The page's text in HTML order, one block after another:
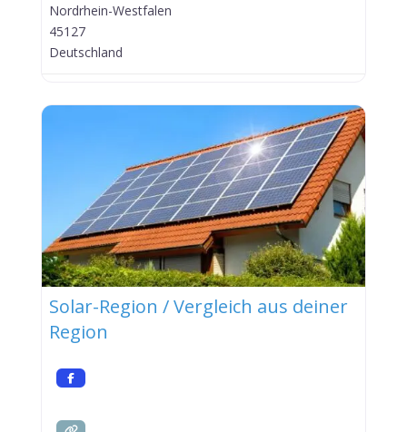
Nordrhein-Westfalen
45127
Deutschland
Solar-Region / Vergleich aus deiner
Region